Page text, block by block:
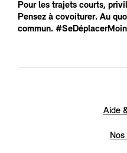
Pour les trajets courts,
Pensez à covoiturer. Au
commun.
Aide